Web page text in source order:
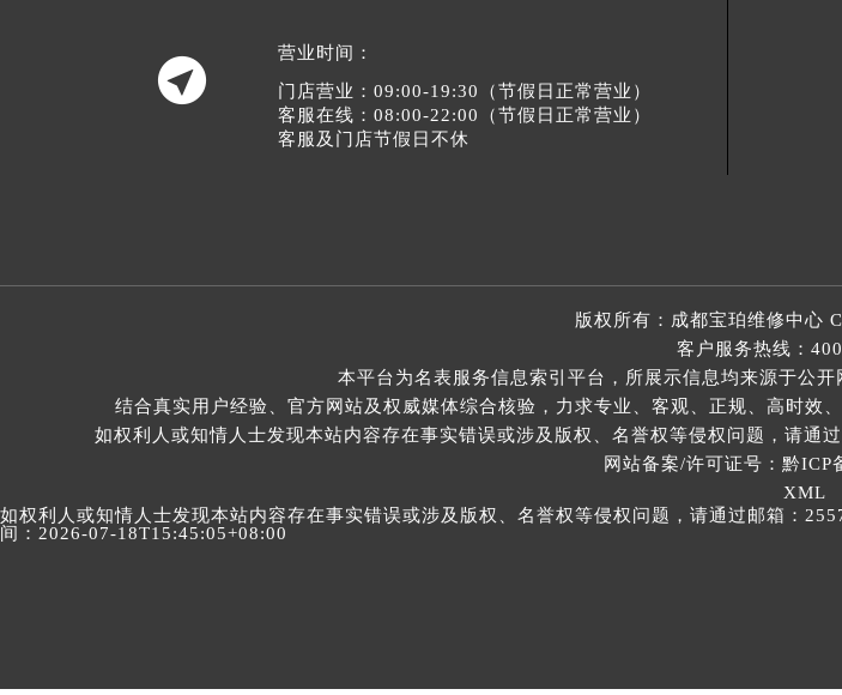

营业时间：
门店营业：09:00-19:30（节假日正常营业）
客服在线：08:00-22:00（节假日正常营业）
客服及门店节假日不休
版权所有： 成都宝珀维修中心
客户服务热线：
本平台为名表服务信息索引平台，所展示信息均来源于公
结合真实用户经验、官方网站及权威媒体综合核验，力求专业、客观、正规、高时效
如权利人或知情人士发现本站内容存在事实错误或涉及版权、名誉权等侵权问题，请通
网站备案/许可证号：黔ICP
XML
如权利人或知情人士发现本站内容存在事实错误或涉及版权、名誉权等侵权问题，请通过邮箱：
间：2026-07-18T15:45:05+08:00